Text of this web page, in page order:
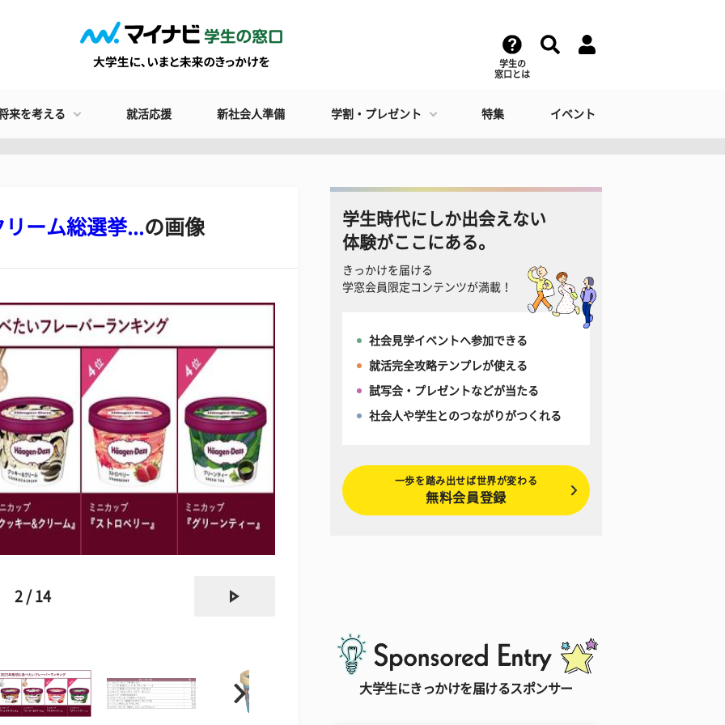
学生の
窓口とは
来を考える 就活応援 新社会人準備 学割・プレゼント 特集 イベント
ーム総選挙...の画像
2 / 14
学生時代にしか出会えない
体験がここにある。
きっかけを届ける
学窓会員限定コンテンツが満載！
社会見学イベントへ参加できる
就活完全攻略テンプレが使える
試写会・プレゼントなどが当たる
社会人や学生とのつながりがつくれる
一歩を踏み出せば世界が変わる
無料会員登録
大学生にきっかけを届けるスポンサー